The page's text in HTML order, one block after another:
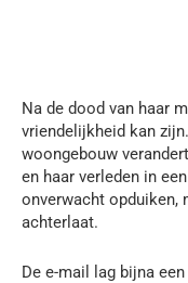
Na de dood van haar
vriendelijkheid kan
woongebouw
en haar verleden in
onverwacht opduiken,
achterlaat.
De e-mail lag bijna